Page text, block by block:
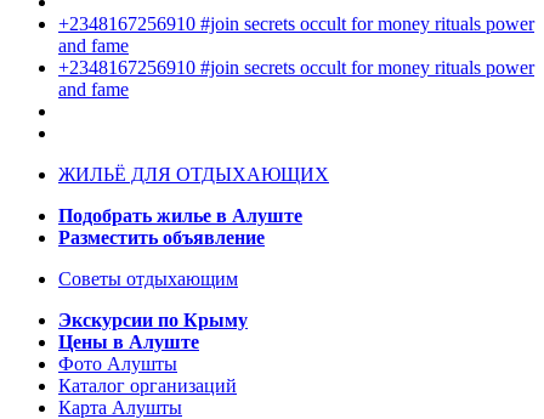
+2348167256910 #join secrets occult for money rituals power
and fame
+2348167256910 #join secrets occult for money rituals power
and fame
ЖИЛЬЁ ДЛЯ ОТДЫХАЮЩИХ
Подобрать жилье в Алуште
Разместить объявление
Советы отдыхающим
Экскурсии по Крыму
Цены в Алуште
Фото Алушты
Каталог организаций
Карта Алушты